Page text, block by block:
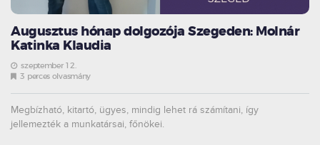
Augusztus hónap dolgozója Szegeden: Molnár
Katinka Klaudia
szeptember 12.
3 perces olvasmány
Megbízható, kitartó, ügyes, mindig lehet rá számítani, így
jellemezték a munkatársai, főnökei.